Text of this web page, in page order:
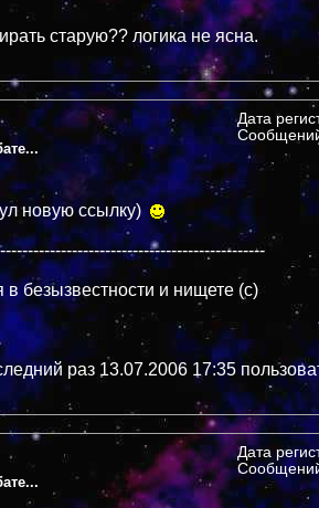
старую?? логика не ясна.
Дата
новую ссылку)
безызвестности и нищете (c)
раз 13.07.2006 17:35
Дата